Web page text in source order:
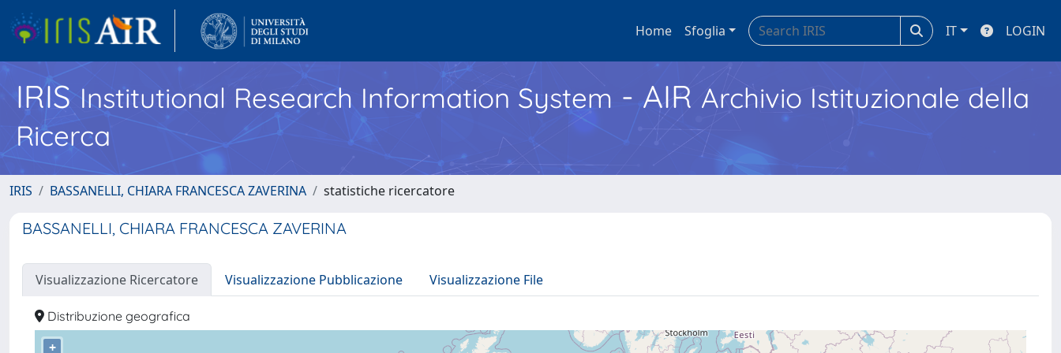
Home Sfoglia IT LOGIN
IRISInstitutional Research Information System - AIR Archivio Istituzionale della
Ricerca
IRIS BASSANELLI, CHIARA FRANCESCA ZAVERINA statistiche ricercatore
BASSANELLI, CHIARA FRANCESCA ZAVERINA
Visualizzazione Ricercatore Visualizzazione Pubblicazione Visualizzazione File
Distribuzione geografica
+